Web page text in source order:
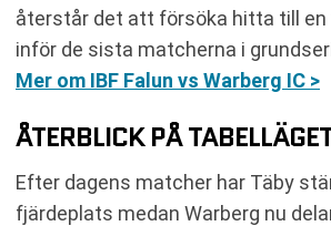
återstår det att försöka hitta till en
inför de sista matcherna i
Mer om IBF Falun vs Warberg IC >
ÅTERBLICK PÅ
Efter dagens matcher har Täby
fjärdeplats medan Warberg nu